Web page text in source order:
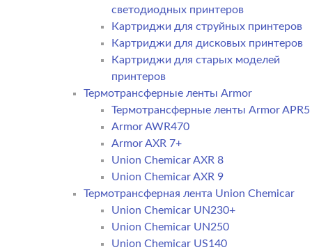
светодиодных принтеров
Картриджи для струйных принтеров
Картриджи для дисковых принтеров
Картриджи для старых моделей
принтеров
Термотрансферные ленты Armor
Термотрансферные ленты Armor APR5
Armor AWR470
Armor AXR 7+
Union Chemicar AXR 8
Union Chemicar AXR 9
Термотрансферная лента Union Chemicar
Union Chemicar UN230+
Union Chemicar UN250
Union Chemicar US140